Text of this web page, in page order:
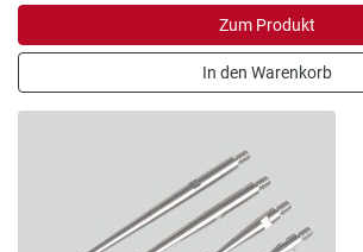
Zum Produkt
In den Warenkorb